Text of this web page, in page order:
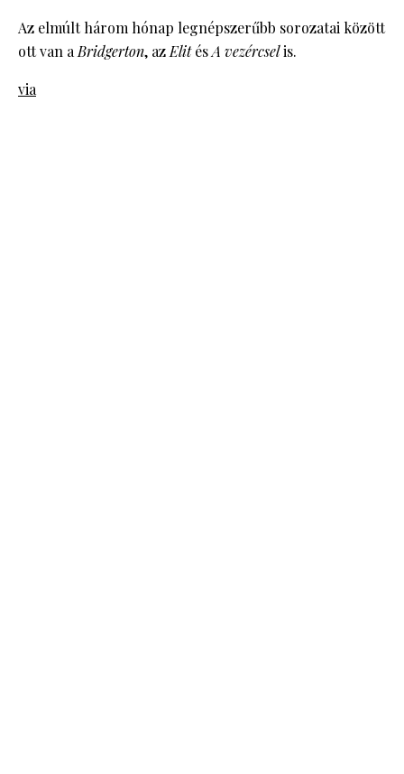
Az elmúlt három hónap legnépszerűbb sorozatai között
ott van a Bridgerton, az ElitésA vezércselis.
via